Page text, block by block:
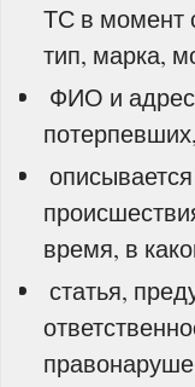
ТС в момент
тип, марка,
ФИО и
потерпевших,
время, в
статья,